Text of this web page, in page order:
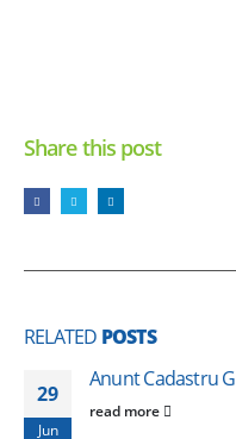
Share this post
RELATED POSTS
29
Jun
Anunt Cadastru
read more